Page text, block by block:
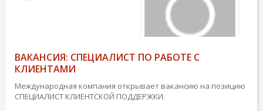
ВАКАНСИЯ: СПЕЦИАЛИСТ ПО РАБОТЕ С
КЛИЕНТАМИ
Международная компания открывает вакансию на позицию
СПЕЦИАЛИСТ КЛИЕНТСКОЙ ПОДДЕРЖКИ.